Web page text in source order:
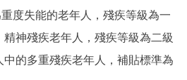
失能的老年人，殘疾等級為一
神殘疾老年人，殘疾等級為二級
的多重殘疾老年人，補貼標準為